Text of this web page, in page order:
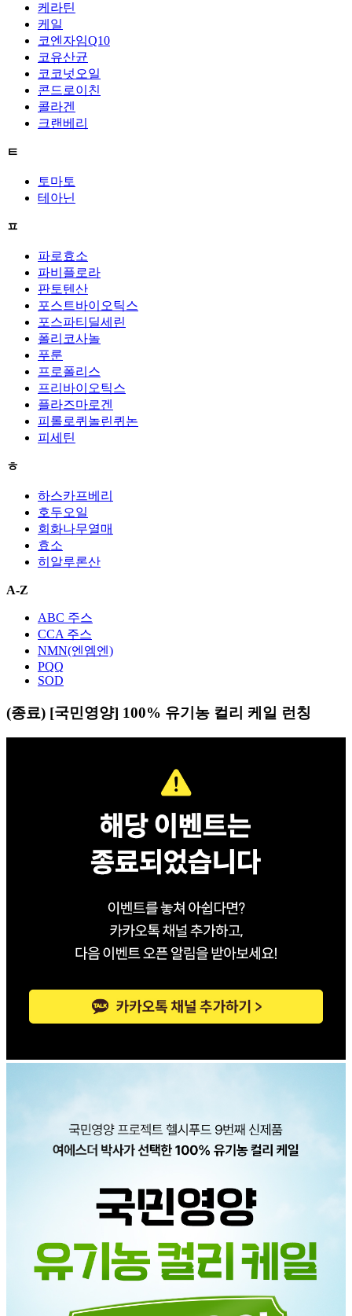
케라틴
케일
코엔자임Q10
코유산균
코코넛오일
콘드로이친
콜라겐
크랜베리
ㅌ
토마토
테아닌
ㅍ
파로효소
파비플로라
판토텐산
포스트바이오틱스
포스파티딜세린
폴리코사놀
푸룬
프로폴리스
프리바이오틱스
플라즈마로겐
피롤로퀴놀린퀴논
피세틴
ㅎ
하스카프베리
호두오일
회화나무열매
효소
히알루론산
A-Z
ABC 주스
CCA 주스
NMN(엔엠엔)
PQQ
SOD
(종료) [국민영양] 100% 유기농 컬리 케일 런칭